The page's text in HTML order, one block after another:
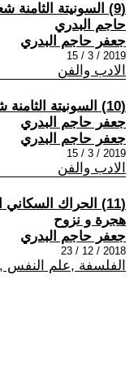
(9) السونيتة
حاجم البدري
جعفر حاجم البدري
2019 / 3 / 15
الادب والفن
(10) السونيتة
جعفر حاجم البدري
جعفر حاجم البدري
2019 / 3 / 15
الادب والفن
(11) الحراك
هجرة و نزوح
جعفر حاجم البدري
2018 / 12 / 23
الفلسفة ,علم النفس ,